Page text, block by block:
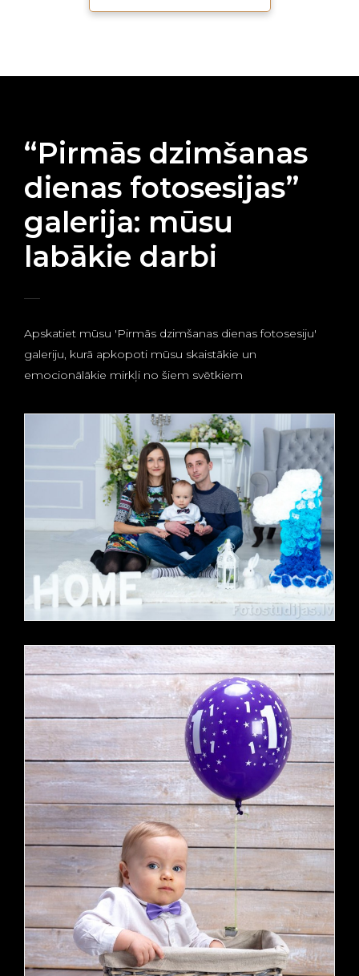
“Pirmās dzimšanas
dienas fotosesijas”
galerija: mūsu
labākie darbi
Apskatiet mūsu 'Pirmās dzimšanas dienas fotosesiju'
galeriju, kurā apkopoti mūsu skaistākie un
emocionālākie mirkļi no šiem svētkiem